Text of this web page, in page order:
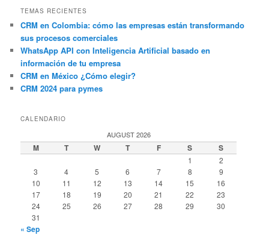
TEMAS RECIENTES
CRM en Colombia: cómo las empresas están transformando
sus procesos comerciales
WhatsApp API con Inteligencia Artificial basado en
información de tu empresa
CRM en México ¿Cómo elegir?
CRM 2024 para pymes
CALENDARIO
AUGUST 2026
M T W T F S S
1
2
3
4 5 6 7 8
9
10
11 12 13 14 15
16
17
18 19 20 21 22
23
24
25 26 27 28 29
30
31
« Sep